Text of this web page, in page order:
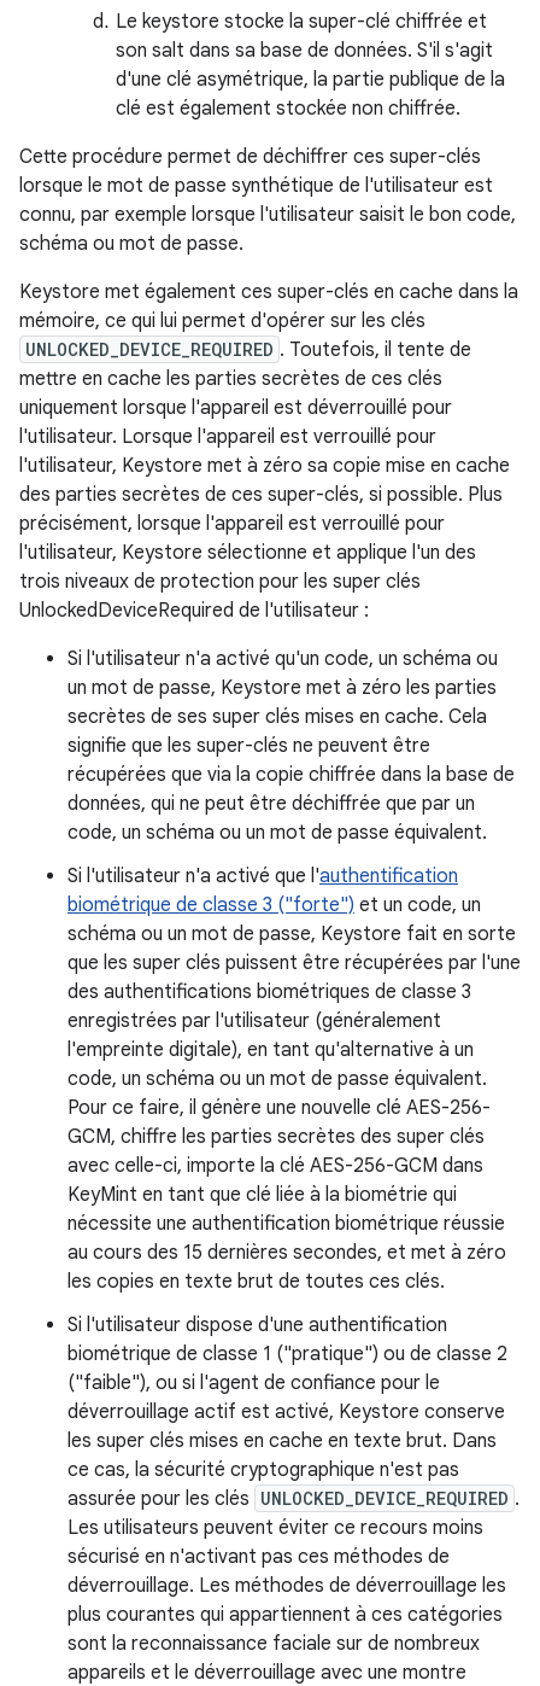
Le keystore stocke la super-clé chiffrée et
son salt dans sa base de données. S'il s'agit
d'une clé asymétrique, la partie publique de la
clé est également stockée non chiffrée.
Cette procédure permet de déchiffrer ces super-clés
lorsque le mot de passe synthétique de l'utilisateur est
connu, par exemple lorsque l'utilisateur saisit le bon code,
schéma ou mot de passe.
Keystore met également ces super-clés en cache dans la
mémoire, ce qui lui permet d'opérer sur les clés
UNLOCKED_DEVICE_REQUIRED . Toutefois, il tente de
mettre en cache les parties secrètes de ces clés
uniquement lorsque l'appareil est déverrouillé pour
l'utilisateur. Lorsque l'appareil est verrouillé pour
l'utilisateur, Keystore met à zéro sa copie mise en cache
des parties secrètes de ces super-clés, si possible. Plus
précisément, lorsque l'appareil est verrouillé pour
l'utilisateur, Keystore sélectionne et applique l'un des
trois niveaux de protection pour les super clés
UnlockedDeviceRequired de l'utilisateur :
Si l'utilisateur n'a activé qu'un code, un schéma ou
un mot de passe, Keystore met à zéro les parties
secrètes de ses super clés mises en cache. Cela
signifie que les super-clés ne peuvent être
récupérées que via la copie chiffrée dans la base de
données, qui ne peut être déchiffrée que par un
code, un schéma ou un mot de passe équivalent.
Si l'utilisateur n'a activé que l'authentification
biométrique de classe 3 ("forte") et un code, un
schéma ou un mot de passe, Keystore fait en sorte
que les super clés puissent être récupérées par l'une
des authentifications biométriques de classe 3
enregistrées par l'utilisateur (généralement
l'empreinte digitale), en tant qu'alternative à un
code, un schéma ou un mot de passe équivalent.
Pour ce faire, il génère une nouvelle clé AES-256-
GCM, chiffre les parties secrètes des super clés
avec celle-ci, importe la clé AES-256-GCM dans
KeyMint en tant que clé liée à la biométrie qui
nécessite une authentification biométrique réussie
au cours des 15 dernières secondes, et met à zéro
les copies en texte brut de toutes ces clés.
Si l'utilisateur dispose d'une authentification
biométrique de classe 1 ("pratique") ou de classe 2
("faible"), ou si l'agent de confiance pour le
déverrouillage actif est activé, Keystore conserve
les super clés mises en cache en texte brut. Dans
ce cas, la sécurité cryptographique n'est pas
assurée pour les clés UNLOCKED_DEVICE_REQUIRED .
Les utilisateurs peuvent éviter ce recours moins
sécurisé en n'activant pas ces méthodes de
déverrouillage. Les méthodes de déverrouillage les
plus courantes qui appartiennent à ces catégories
sont la reconnaissance faciale sur de nombreux
appareils et le déverrouillage avec une montre